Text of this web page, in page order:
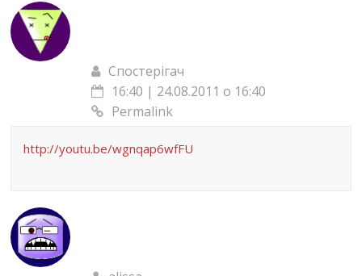
Спостерігач
16:40 | 24.08.2011 о 16:40
Permalink
http://youtu.be/wgnqap6wfFU